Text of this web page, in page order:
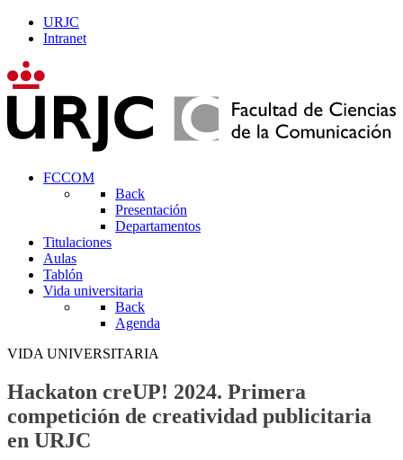
URJC
Intranet
FCCOM
Back
Presentación
Departamentos
Titulaciones
Aulas
Tablón
Vida universitaria
Back
Agenda
VIDA UNIVERSITARIA
Hackaton creUP! 2024. Primera
competición de creatividad publicitaria
en URJC